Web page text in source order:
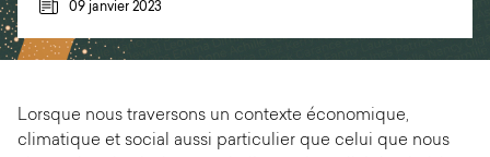
09 janvier 2023
Lorsque nous traversons un contexte économique,
climatique et social aussi particulier que celui que nous